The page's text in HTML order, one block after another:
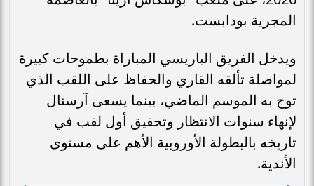
المجرية بودابست.
ويدخل الفريق الباريسي المباراة بطموحات كبيرة
لمواصلة تألقه القاري والحفاظ على اللقب الذي
توج به الموسم الماضي، بينما يسعى آرسنال
لإنهاء سنوات الانتظار وتحقيق أول لقب في
تاريخه بالبطولة الأوروبية الأهم على مستوى
الأندية.